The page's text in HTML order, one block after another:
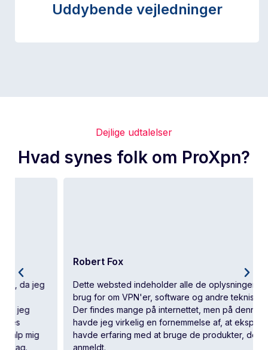
Uddybende vejledninger
Dejlige udtalelser
Hvad synes folk om ProXpn?
Dette websted indeholder alle de oplysninger, du har
brug for om VPN'er, software og andre tekniske ting.
Der findes mange på internettet, men på denne side
havde jeg virkelig en fornemmelse af, at eksperterne
havde erfaring med at bruge de produkter, der blev
anmeldt.
Robert Fox